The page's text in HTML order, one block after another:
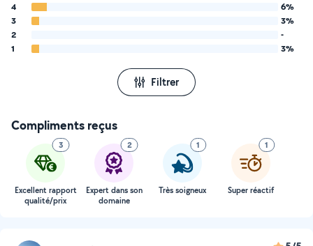
4
6%
3
3%
2
-
1
3%
Filtrer
Compliments reçus
3
Excellent rapport
qualité/prix
2
Expert dans son
domaine
1
Très soigneux
1
Super réactif